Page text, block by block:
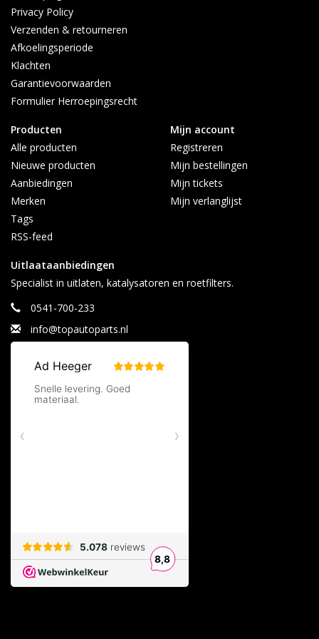
Privacy Policy
Verzenden & retourneren
Afkoelingsperiode
Klachten
Garantievoorwaarden
Formulier Herroepingsrecht
Producten
Alle producten
Nieuwe producten
Aanbiedingen
Merken
Tags
RSS-feed
Mijn account
Registreren
Mijn bestellingen
Mijn tickets
Mijn verlanglijst
Uitlaataanbiedingen
Specialist in uitlaten, katalysatoren en roetfilters.
0541-700-233
info@topautoparts.nl